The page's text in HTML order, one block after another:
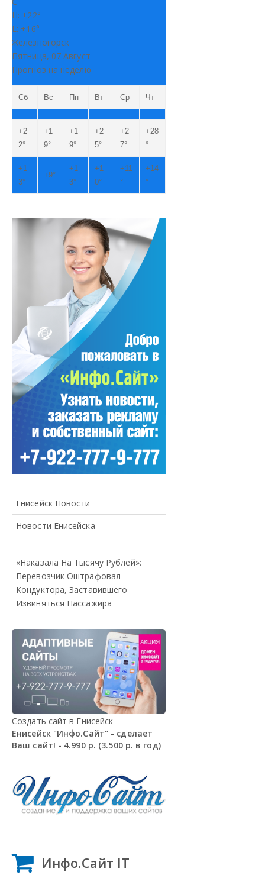
H: +22°
L: +16°
Железногорск
Пятница, 07 Август
Прогноз на неделю
Сб Вс Пн Вт Ср Чт
+2
2°
+1
9°
+1
9°
+2
5°
+2
7°
+28
°
+1
3°
+9°
+1
3°
+1
0°
+11
°
+14
°
Енисейск Новости
Новости Енисейска
«Наказала На Тысячу Рублей»:
Перевозчик Оштрафовал
Кондуктора, Заставившего
Извиняться Пассажира
Создать сайт в Енисейск
Енисейск "Инфо.Сайт" - сделает
Ваш сайт! - 4.990 р. (3.500 р. в год)
Инфо.Сайт IT